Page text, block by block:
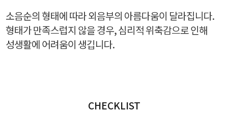
소음순의 형태에 따라 외음부의 아름다움이 달라집니다.
형태가 만족스럽지 않을 경우, 심리적 위축감으로 인해
성생활에 어려움이 생깁니다.
CHECKLIST